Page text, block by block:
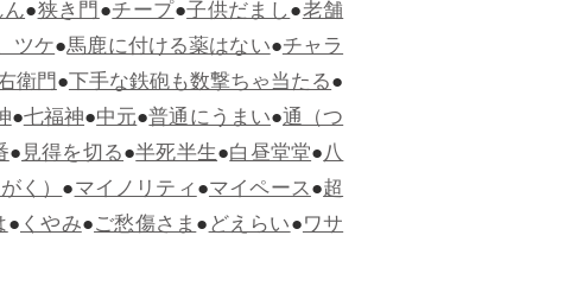
●狭き門●チープ●子供だまし●老舗
ツケ●馬鹿に付ける薬はない●チャラ
衛門●下手な鉄砲も数撃ちゃ当たる●
●七福神●中元●普通にうまい●通（つ
●見得を切る●半死半生●白昼堂堂●八
く）●マイノリティ●マイペース●超
●くやみ●ご愁傷さま●どえらい●ワサ